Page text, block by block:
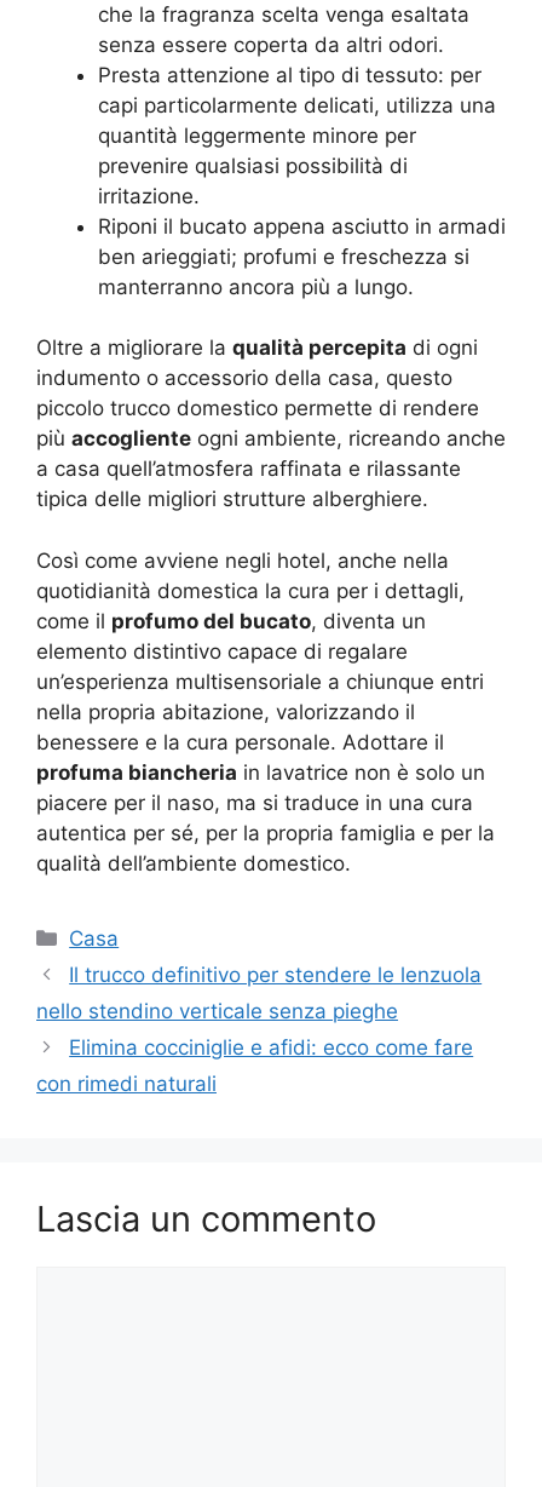
che la fragranza scelta venga esaltata
senza essere coperta da altri odori.
Presta attenzione al tipo di tessuto: per
capi particolarmente delicati, utilizza una
quantità leggermente minore per
prevenire qualsiasi possibilità di
irritazione.
Riponi il bucato appena asciutto in armadi
ben arieggiati; profumi e freschezza si
manterranno ancora più a lungo.
Oltre a migliorare la qualità percepita di ogni
indumento o accessorio della casa, questo
piccolo trucco domestico permette di rendere
più accogliente ogni ambiente, ricreando anche
a casa quell’atmosfera raffinata e rilassante
tipica delle migliori strutture alberghiere.
Così come avviene negli hotel, anche nella
quotidianità domestica la cura per i dettagli,
come il profumo del bucato, diventa un
elemento distintivo capace di regalare
un’esperienza multisensoriale a chiunque entri
nella propria abitazione, valorizzando il
benessere e la cura personale. Adottare il
profuma biancheria in lavatrice non è solo un
piacere per il naso, ma si traduce in una cura
autentica per sé, per la propria famiglia e per la
qualità dell’ambiente domestico.
Categorie
Casa
Il trucco definitivo per stendere le lenzuola
nello stendino verticale senza pieghe
Elimina cocciniglie e afidi: ecco come fare
con rimedi naturali
Lascia un commento